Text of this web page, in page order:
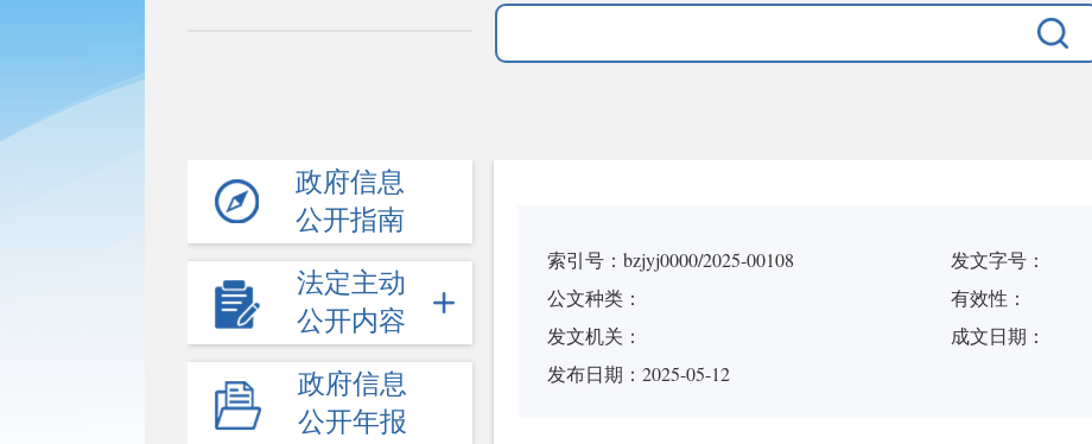
政府信息
公开指南
法定主动
公开内容
政府信息
公开年报
索引号：bzjyj0000/2025-00108
发文字号：
公文种类：
有效性：
发文机关：
成文日期：
发布日期：2025-05-12